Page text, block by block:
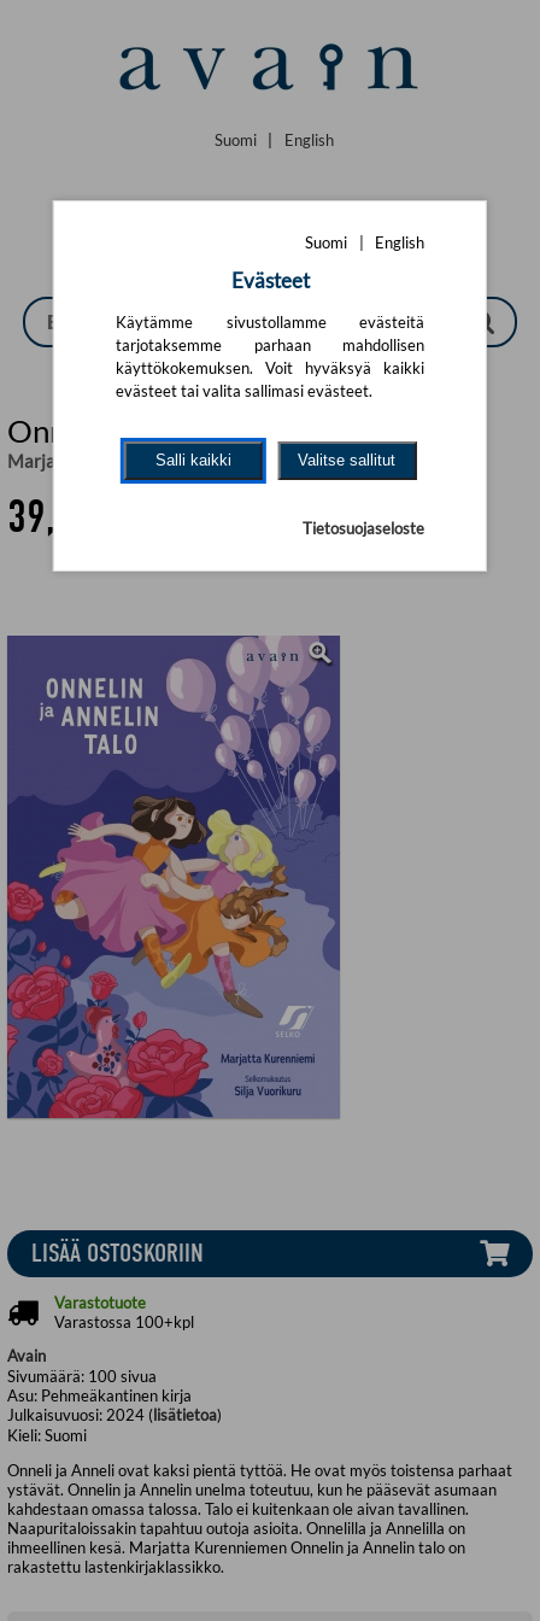
Suomi English
Onnelin ja Annelin talo (selkokirja)
Marjatta Kurenniemi
39,21 €
Avain
Sivumäärä: 100 sivua
Asu: Pehmeäkantinen kirja
Julkaisuvuosi:2024 (lisätietoa)
Kieli:Suomi
Onneli ja Anneli ovat kaksi pientä tyttöä. He ovat myös toistensa parhaat
ystävät. Onnelin ja Annelin unelma toteutuu, kun he pääsevät asumaan
kahdestaan omassa talossa. Talo ei kuitenkaan ole aivan tavallinen.
Naapuritaloissakin tapahtuu outoja asioita. Onnelilla ja Annelilla on
ihmeellinen kesä. Marjatta Kurenniemen Onnelin ja Annelin talo on
rakastettu lastenkirjaklassikko.
LISÄÄ OSTOSKORIIN
Varastotuote
Varastossa 100+kpl
Suomi English
Evästeet
Käytämme sivustollamme evästeitä
tarjotaksemme parhaan mahdollisen
käyttökokemuksen. Voit hyväksyä kaikki
evästeet tai valita sallimasi evästeet.
Salli kaikki Valitse sallitut
Tietosuojaseloste